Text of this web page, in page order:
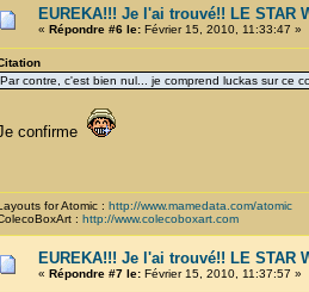
EUREKA!!! Je l'ai trouvé!! LE STAR
« Répondre #6 le:Février 15, 2010, 11:33:47 »
Par contre, c'est bien nul... je comprend luckas sur ce
confirme
for Atomic : http://www.mamedata.com/atomic
: http://www.colecoboxart.com
EUREKA!!! Je l'ai trouvé!! LE STAR
« Répondre #7 le:Février 15, 2010, 11:37:57 »